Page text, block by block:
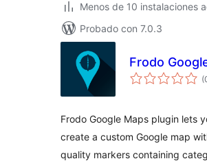
Menos de 10 instalaciones
Probado con 7.0.3
Frodo
Frodo Google Maps plugin lets
create a custom Google map
quality markers containing